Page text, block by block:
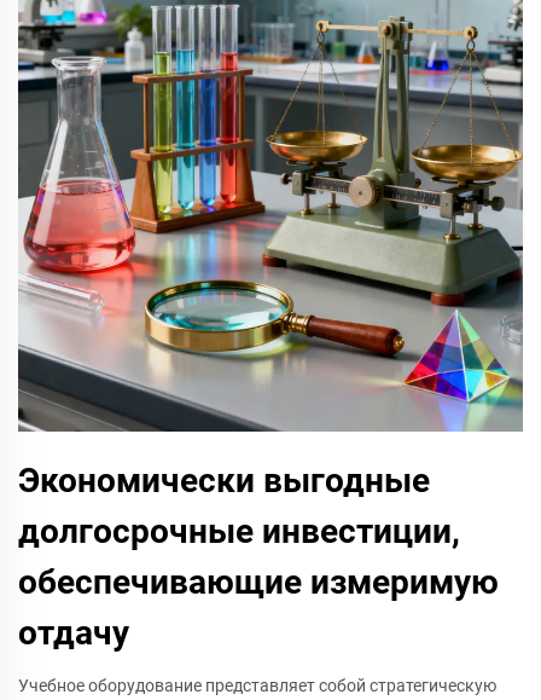
Экономически выгодные
долгосрочные инвестиции,
обеспечивающие измеримую
отдачу
Учебное оборудование представляет собой стратегическую